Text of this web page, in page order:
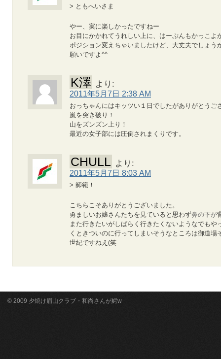
> ともへいさま
やー、実に楽しかったですねー
お目にかかれてうれしい上に、はーぷんもかっこよ
ポジション変えちゃいましたけど、大丈夫でしょう
願いですよ^^
K澤 より:
2011年5月7日 2:38 AM
おっちゃんにはキッツい１日でしたがありがとうご
嵐を突き破り！
山をズンズン上り！
最近の女子部には圧倒されまくりです。
CHULL より:
2011年5月7日 8:03 AM
> 師範！
こちらこそありがとうございました。
勇ましいお嬢さんたちを見ていると思わず鼻の下が
また行きたいがしばらく行きたくないようなでもや
くときついのに行ってしまいそうなところは御道場
世紀ですねえ(笑
© 2009 夕焼け眉山クラブ・和尚さんが鰐w